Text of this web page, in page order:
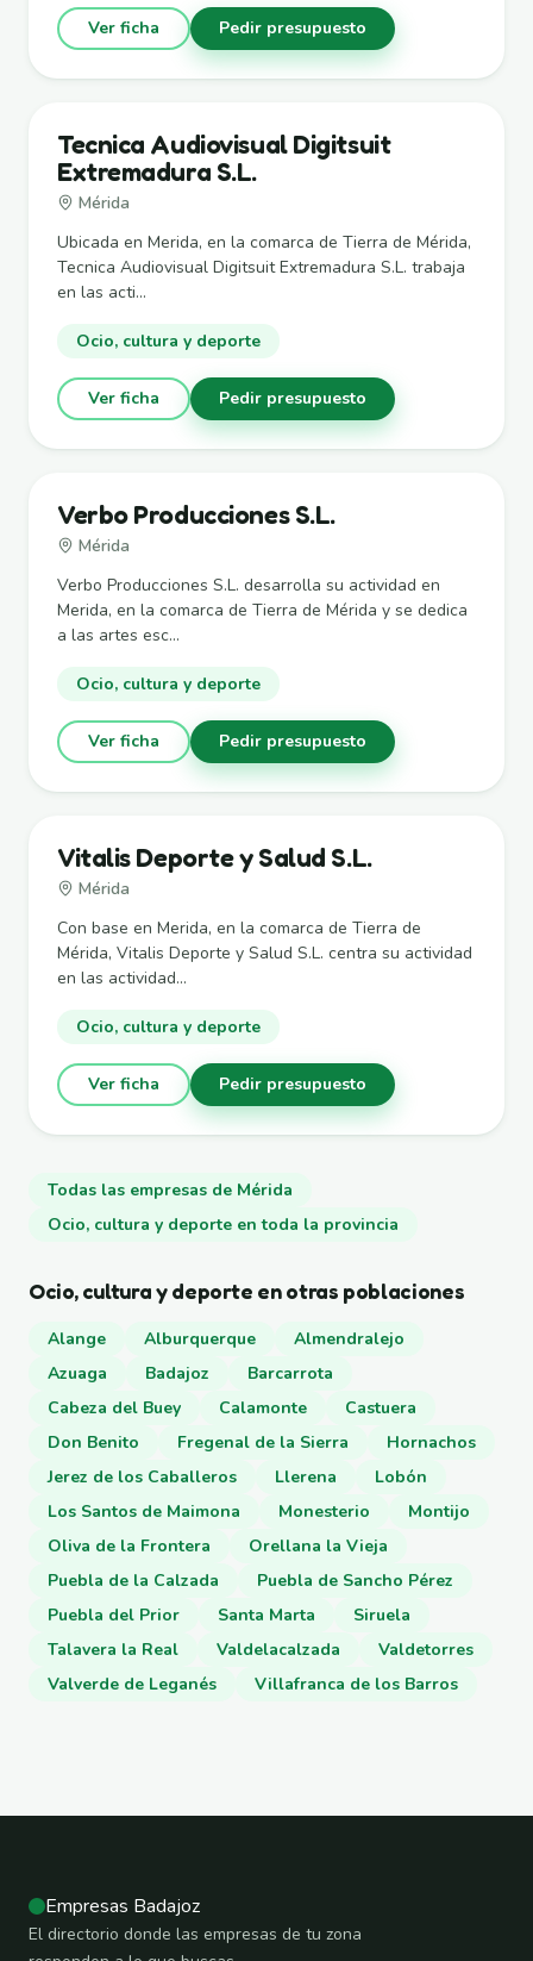
Ver ficha Pedir presupuesto
Tecnica Audiovisual Digitsuit
Extremadura S.L.
Mérida
Ubicada en Merida, en la comarca de Tierra de Mérida,
Tecnica Audiovisual Digitsuit Extremadura S.L. trabaja
en las acti...
Ocio, cultura y deporte
Ver ficha Pedir presupuesto
Verbo Producciones S.L.
Mérida
Verbo Producciones S.L. desarrolla su actividad en
Merida, en la comarca de Tierra de Mérida y se dedica
a las artes esc...
Ocio, cultura y deporte
Ver ficha Pedir presupuesto
Vitalis Deporte y Salud S.L.
Mérida
Con base en Merida, en la comarca de Tierra de
Mérida, Vitalis Deporte y Salud S.L. centra su actividad
en las actividad...
Ocio, cultura y deporte
Ver ficha Pedir presupuesto
Todas las empresas de Mérida
Ocio, cultura y deporte en toda la provincia
Ocio, cultura y deporte en otras poblaciones
Alange Alburquerque
Almendralejo
Azuaga
Badajoz
Barcarrota
Cabeza del Buey
Calamonte
Castuera
Don Benito
Fregenal de la Sierra
Hornachos
Jerez de los Caballeros
Llerena
Lobón
Los Santos de Maimona
Monesterio
Montijo
Oliva de la Frontera
Orellana la Vieja
Puebla de la Calzada
Puebla de Sancho Pérez
Puebla del Prior
Santa Marta
Siruela
Talavera la Real
Valdelacalzada
Valdetorres
Valverde de Leganés
Villafranca de los Barros
Empresas Badajoz
El directorio donde las empresas de tu zona